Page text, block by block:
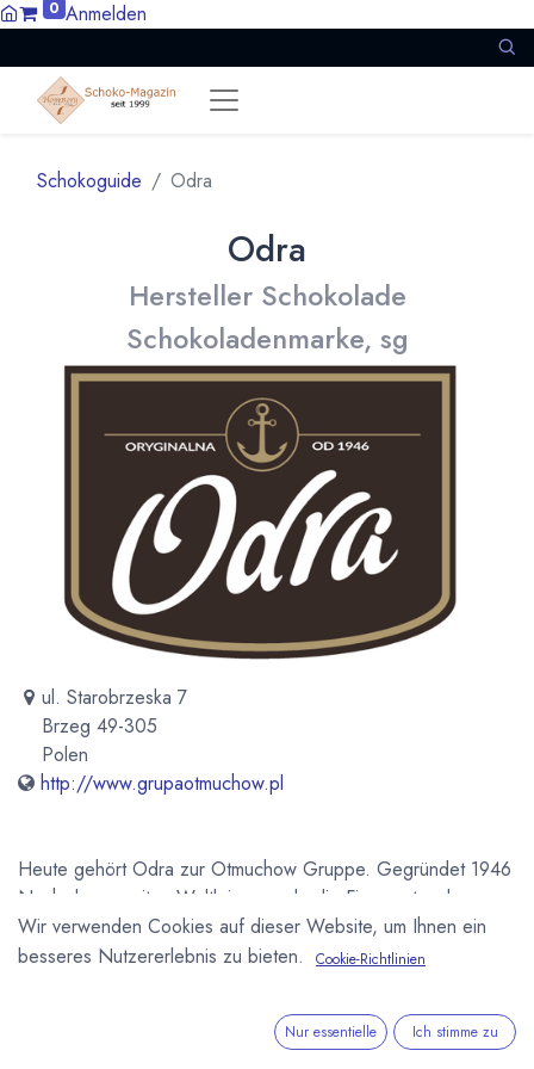
0 Anmelden
Schokoguide Odra
Odra
Hersteller Schokolade
Schokoladenmarke, sg
ul. Starobrzeska 7
Brzeg 49-305
Polen
http://www.grupaotmuchow.pl
Heute gehört Odra zur Otmuchow Gruppe. Gegründet 1946
Nach dem zweiten Weltkrieg wurde die Firma unter dem
Namen Fabryka Cukro "Odra" als Staatsbetrieb gegründet.
Die Fabrik wurde auf dem Gelände der ehemaligen Firma
Karamellbonbons, Dragees, Drops, Sahnebonbons und
"Krowka" (Kuhbonbons) hergestellt. Später wurden weitere
Wir verwenden Cookies auf dieser Website, um Ihnen ein
besseres Nutzererlebnis zu bieten.
Cookie-Richtlinien
Nur essentielle Ich stimme zu